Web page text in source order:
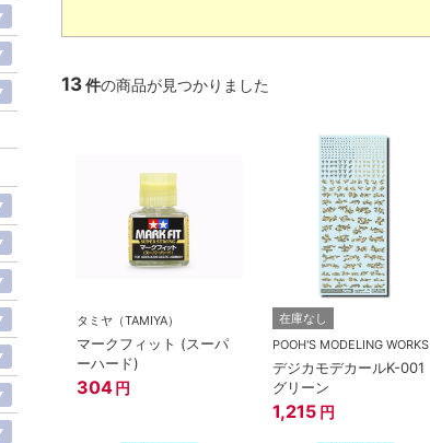
13件の商品が見つかりました
タミヤ（TAMIYA）
マークフィット (スーパ
ーハード)
304 円
在庫なし
POOH'S MODELING WORKS
デジカモデカールK-001
グリーン
1,215 円